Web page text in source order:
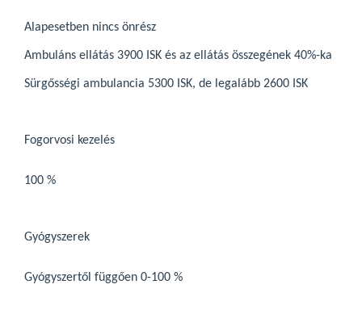
Alapesetben nincs önrész
Ambuláns ellátás 3900 ISK és az ellátás összegének 40%-ka
Sürgősségi ambulancia 5300 ISK, de legalább 2600 ISK
Fogorvosi kezelés
100 %
Gyógyszerek
Gyógyszertől függően 0-100 %